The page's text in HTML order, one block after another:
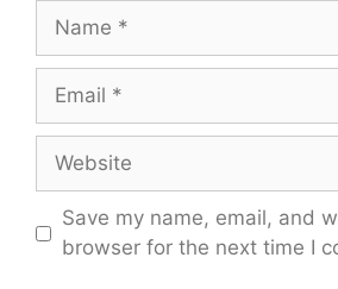
Name
Email
Website
Save my name, email, and
browser for the next time I